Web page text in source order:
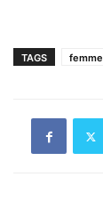
TAGS femme